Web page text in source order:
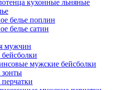
кухонные льняные
белье поплин
белье сатин
мужчин
мужские бейсболки